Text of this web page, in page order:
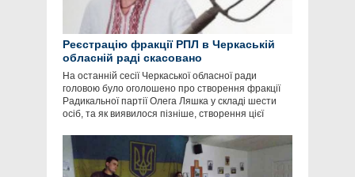
Реєстрацію фракції РПЛ в Черкаській
обласній раді скасовано
На останній сесії Черкаської обласної ради
головою було оголошено про створення фракції
Радикальної партії Олега Ляшка у складі шести
осіб, та як виявилося пізніше, створення цієї